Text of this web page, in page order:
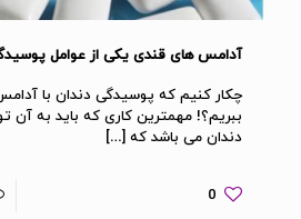
آدامس های قندی یکی از عوامل
چکار کنیم که پوسیدگی دندان با
ببریم؟! مهمترین کاری که باید به آن
دندان می باشد که […]
0